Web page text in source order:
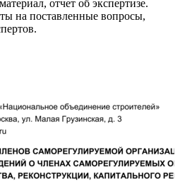
отчет об экспертизе.
на поставленные вопросы,